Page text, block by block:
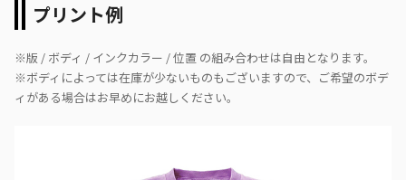
プリント例
※版 / ボディ / インクカラー / 位置 の組み合わせは自由となります。
※ボディによっては在庫が少ないものもございますので、ご希望のボデ
ィがある場合はお早めにお越しください。